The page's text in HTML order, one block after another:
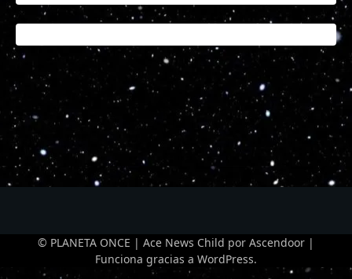
© PLANETA ONCE | Ace News Child por Ascendoor |
Funciona gracias a WordPress.